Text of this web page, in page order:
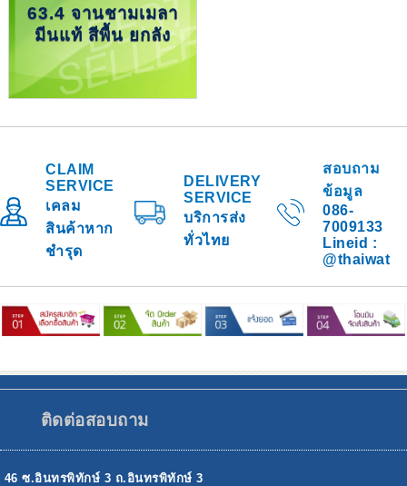
63.4 จานชามเมลา
มีนแท้ สีพื้น ยกลัง
CLAIM
SERVICE
เคลม
สินค้าหาก
ชำรุด
DELIVERY
SERVICE
บริการส่ง
ทั่วไทย
สอบถาม
ข้อมูล
086-
7009133
Lineid :
@thaiwat
ติดต่อสอบถาม
46 ซ.อินทรพิทักษ์ 3 ถ.อินทรพิทักษ์ 3